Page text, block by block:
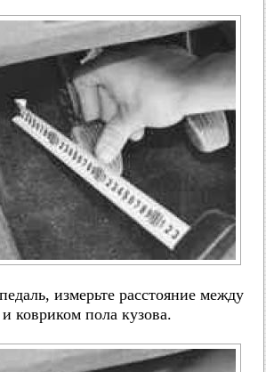
измерьте расстояние между
ковриком пола кузова.